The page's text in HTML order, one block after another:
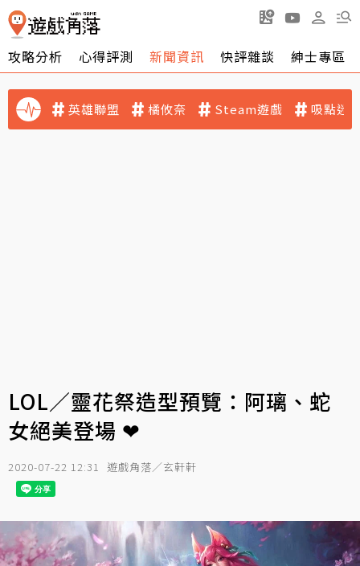
攻略分析 心得評測 新聞資訊 快評雜談 紳士專區
英雄聯盟 橘攸奈 Steam遊戲 吸點迷
LOL／靈花祭造型預覽：阿璃、蛇
女絕美登場 ❤
2020-07-22 12:31 遊戲角落／玄軒軒